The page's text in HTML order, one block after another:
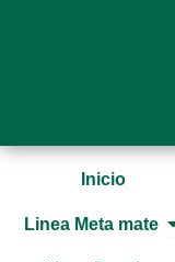
Inicio
Linea Meta mate